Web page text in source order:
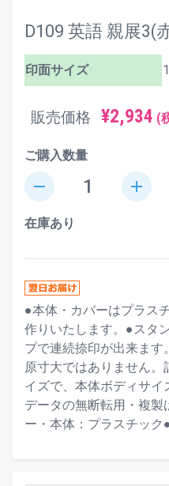
D109 英語 親展3(
印面サイズ
販売価格 ¥2,934 (
ご購入数量
remove add
在庫あり
●本体・カバーはプラス
作りいたします。●スタ
プで連続捺印が出来ま
原寸大ではありません
イズで、本体ボディサ
データの無断転用・複
ー・本体：プラスチッ